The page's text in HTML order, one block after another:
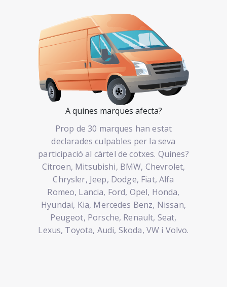
A quines marques afecta?
Prop de 30 marques han estat
declarades culpables per la seva
participació al càrtel de cotxes. Quines?
Citroen, Mitsubishi, BMW, Chevrolet,
Chrysler, Jeep, Dodge, Fiat, Alfa
Romeo, Lancia, Ford, Opel, Honda,
Hyundai, Kia, Mercedes Benz, Nissan,
Peugeot, Porsche, Renault, Seat,
Lexus, Toyota, Audi, Skoda, VW i Volvo.